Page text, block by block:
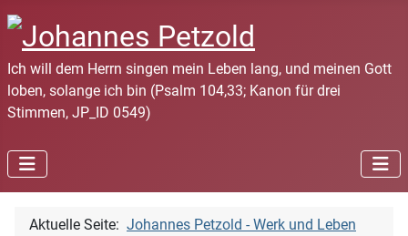
Ich will dem Herrn singen mein Leben lang, und meinen Gott
loben, solange ich bin (Psalm 104,33; Kanon für drei
Stimmen, JP_ID 0549)
Aktuelle Seite: Johannes Petzold - Werk und Leben